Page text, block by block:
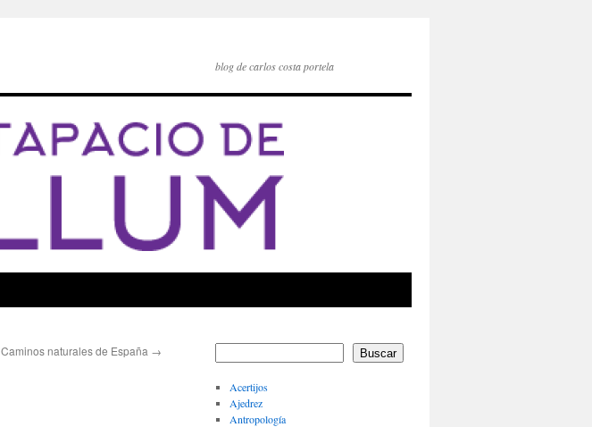
blog de carlos costa portela
Caminos naturales de España → Buscar
Acertijos
Ajedrez
Antropología